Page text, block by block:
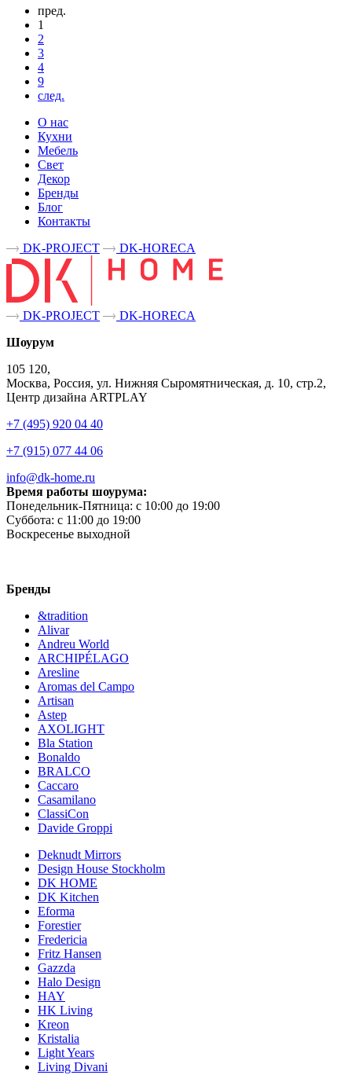
пред.
1
2
3
4
9
след.
О нас
Кухни
Мебель
Свет
Декор
Бренды
Блог
Контакты
DK-PROJECT
DK-HORECA
DK-PROJECT
DK-HORECA
Шоурум
105 120,
Москва, Россия, ул. Нижняя Сыромятническая, д. 10, стр.2,
Центр дизайна ARTPLAY
+7 (495) 920 04 40
+7 (915) 077 44 06
info@dk-home.ru
Время работы шоурума:
Понедельник-Пятница: c 10:00 до 19:00
Суббота: c 11:00 до 19:00
Воскресенье выходной
Бренды
&tradition
Alivar
Andreu World
ARCHIPÉLAGO
Aresline
Aromas del Campo
Artisan
Astep
AXOLIGHT
Bla Station
Bonaldo
BRALCO
Caccaro
Casamilano
ClassiCon
Davide Groppi
Deknudt Mirrors
Design House Stockholm
DK HOME
DK Kitchen
Eforma
Forestier
Fredericia
Fritz Hansen
Gazzda
Halo Design
HAY
HK Living
Kreon
Kristalia
Light Years
Living Divani